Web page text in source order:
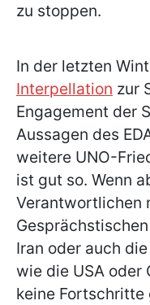
zu stoppen.
In der letzten
Interpellation zur
Engagement der
Aussagen des
weitere UNO-
ist gut so. Wenn
Verantwortlichen
Iran oder auch
wie die USA oder
keine Fortschritte